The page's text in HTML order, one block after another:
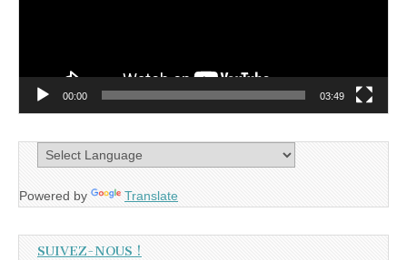
00:00 03:49
Powered by Translate
SUIVEZ-NOUS !